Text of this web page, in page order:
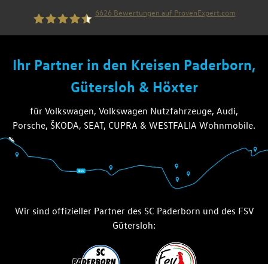
6626 Bewertungen auf ProvenExpert.com
Ihr Partner in den Kreisen Paderborn,
Gütersloh & Höxter
für Volkswagen, Volkswagen Nutzfahrzeuge, Audi,
Porsche, ŠKODA, SEAT, CUPRA & WESTFALIA Wohnmobile.
Wir sind offizieller Partner des SC Paderborn und des FSV
Gütersloh: